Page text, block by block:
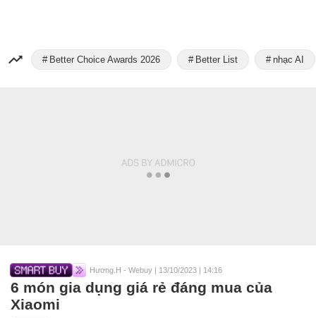
Better Choice Awards 2026 Better List nhạc AI
Hương.H - Webuy | 13/10/2023 | 14:16
6 món gia dụng giá rẻ đáng mua của
Xiaomi